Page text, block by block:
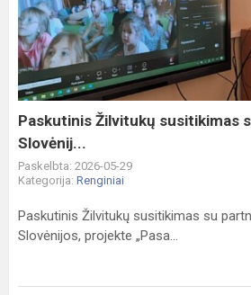
susitikimas
su
partneriais
iš
Slovėnij...
Paskutinis Žilvitukų susitikimas
Slovėnij...
Paskelbta: 2026-05-29
Kategorija: Renginiai
Paskutinis Žilvitukų susitikimas su
Slovėnijos, projekte „Pasa...